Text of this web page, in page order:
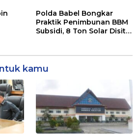
Polda Babel Bongkar
Praktik Penimbunan BBM
Subsidi, 8 Ton Solar Disita
kamu